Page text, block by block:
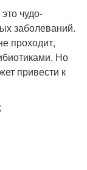
чудо-
заболеваний.
проходит,
Но
привести к